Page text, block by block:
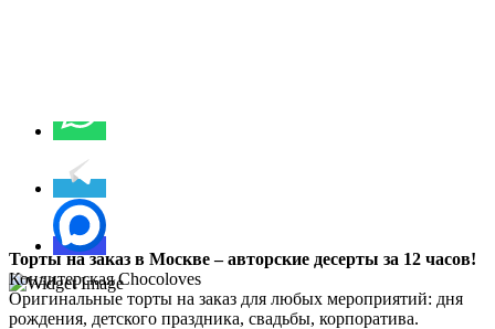
Торты на заказ в Москве – авторские десерты за 12 часов!
Кондитерская Chocoloves
Оригинальные торты на заказ для любых мероприятий: дня
рождения, детского праздника, свадьбы, корпоратива.